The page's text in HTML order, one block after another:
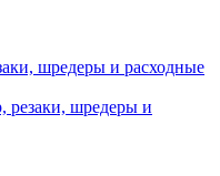
шредеры и расходные
резаки, шредеры и